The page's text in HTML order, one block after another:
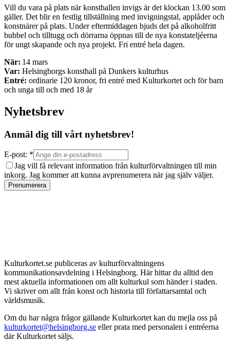
Vill du vara på plats när konsthallen invigs är det klockan 13.00 som
gäller. Det blir en festlig tillställning med invigningstal, applåder och
konstnärer på plats. Under eftermiddagen bjuds det på alkoholfritt
bubbel och tilltugg och dörrarna öppnas till de nya konstateljéerna
för ungt skapande och nya projekt. Fri entré hela dagen.
När: 14 mars
Var: Helsingborgs konsthall på Dunkers kulturhus
Entré: ordinarie 120 kronor, fri entré med Kulturkortet och för barn
och unga till och med 18 år
Nyhetsbrev
Anmäl dig till vårt nyhetsbrev!
E-post: *
Jag vill få relevant information från kulturförvaltningen till min
inkorg. Jag kommer att kunna avprenumerera när jag själv väljer.
Prenumerera
Kulturkortet.se publiceras av kulturförvaltningens
kommunikationsavdelning i Helsingborg. Här hittar du alltid den
mest aktuella informationen om allt kulturkul som händer i staden.
Vi skriver om allt från konst och historia till författarsamtal och
världsmusik.
Om du har några frågor gällande Kulturkortet kan du mejla oss på
kulturkortet@helsingborg.se eller prata med personalen i entréerna
där Kulturkortet säljs.